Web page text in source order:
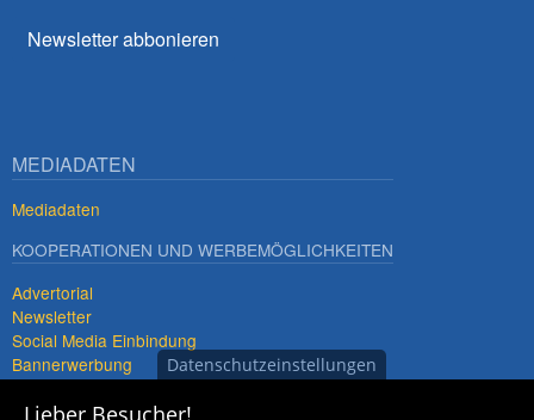
Newsletter abbonieren
MEDIADATEN
Mediadaten
KOOPERATIONEN UND WERBEMÖGLICHKEITEN
Advertorial
Newsletter
Social Media Einbindung
Bannerwerbung
Premiumdestinationen
Datenschutzeinstellungen
Lieber Besucher!